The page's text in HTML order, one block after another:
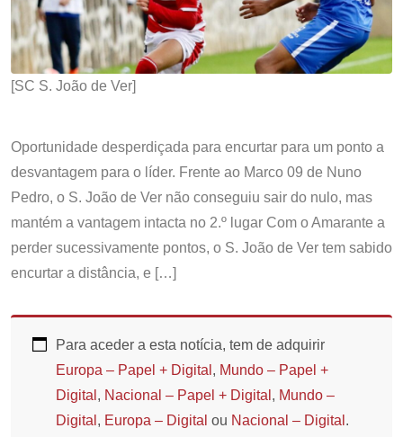
[SC S. João de Ver]
Oportunidade desperdiçada para encurtar para um ponto a
desvantagem para o líder. Frente ao Marco 09 de Nuno
Pedro, o S. João de Ver não conseguiu sair do nulo, mas
mantém a vantagem intacta no 2.º lugar Com o Amarante a
perder sucessivamente pontos, o S. João de Ver tem sabido
encurtar a distância, e […]
Para aceder a esta notícia, tem de adquirir
Europa – Papel + Digital , Mundo – Papel +
Digital , Nacional – Papel + Digital , Mundo –
Digital , Europa – Digital ou Nacional – Digital .